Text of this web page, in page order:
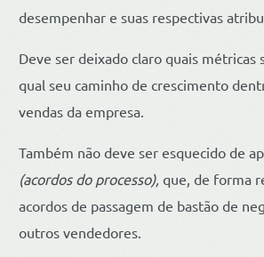
desempenhar e suas respectivas
Deve ser deixado claro quais métricas
qual seu caminho de crescimento
vendas da empresa.
Também não deve ser esquecido de
(acordos do processo), que, de forma
acordos de passagem de bastão de
outros vendedores.